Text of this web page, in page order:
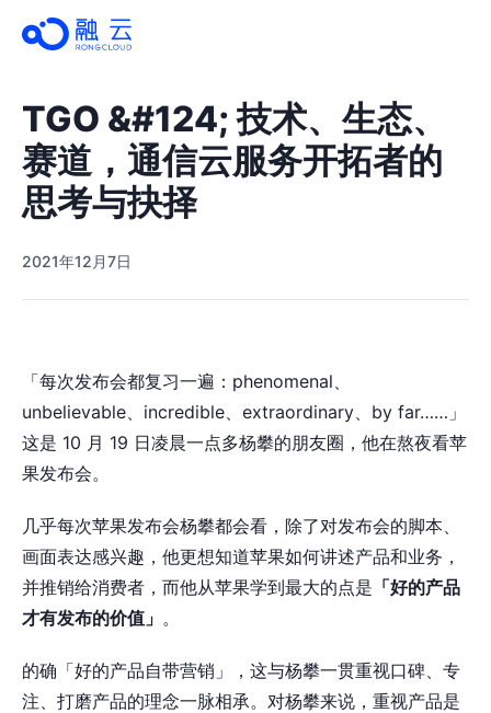
TGO &#124; 技术、生态、
赛道，通信云服务开拓者的
思考与抉择
2021年12月7日
「每次发布会都复习一遍：phenomenal、
unbelievable、incredible、extraordinary、by far……」
这是 10 月 19 日凌晨一点多杨攀的朋友圈，他在熬夜看苹
果发布会。
几乎每次苹果发布会杨攀都会看，除了对发布会的脚本、
画面表达感兴趣，他更想知道苹果如何讲述产品和业务，
并推销给消费者，而他从苹果学到最大的点是 「好的产品
才有发布的价值」 。
的确「好的产品自带营销」，这与杨攀一贯重视口碑、专
注、打磨产品的理念一脉相承。对杨攀来说，重视产品是